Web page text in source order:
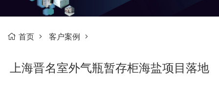
首页 客户案例
上海晋名室外气瓶暂存柜海盐项目落地